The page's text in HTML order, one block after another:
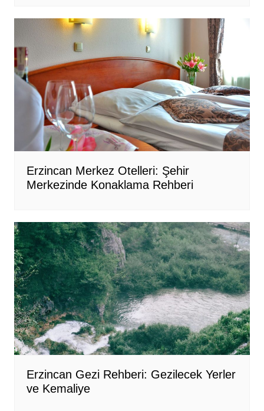
Erzincan Merkez Otelleri: Şehir
Merkezinde Konaklama Rehberi
Erzincan Gezi Rehberi: Gezilecek Yerler
ve Kemaliye